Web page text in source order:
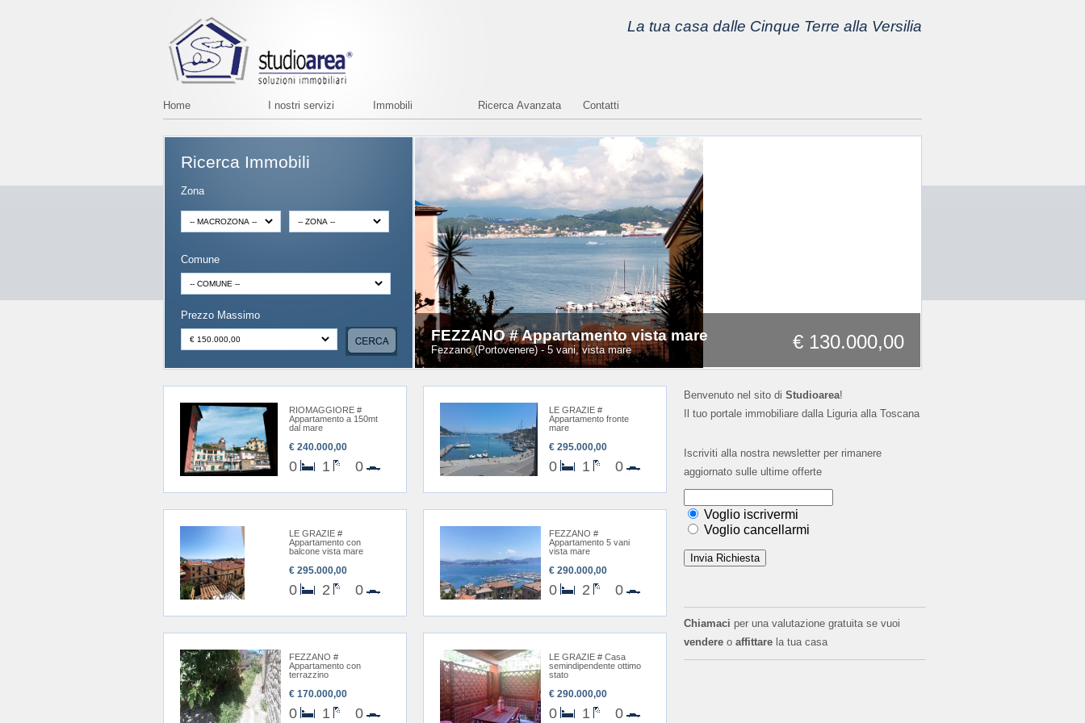
La tua casa dalle Cinque Terre alla Versilia
Home I nostri servizi Immobili Ricerca Avanzata Contatti
Ricerca Immobili
Zona
Comune
Prezzo Massimo
FEZZANO # Appartamento vista mare
Fezzano (Portovenere) - 5 vani, vista mare € 130.000,00
RIOMAGGIORE #
Appartamento a 150mt
dal mare
€ 240.000,00
0 1 0
LE GRAZIE #
Appartamento fronte
mare
€ 295.000,00
0 1 0
LE GRAZIE #
Appartamento con
balcone vista mare
€ 295.000,00
0 2 0
FEZZANO #
Appartamento 5 vani
vista mare
€ 290.000,00
0 2 0
FEZZANO #
Appartamento con
terrazzino
€ 170.000,00
0 1 0
LE GRAZIE # Casa
semindipendente ottimo
stato
€ 290.000,00
0 1 0
Benvenuto nel sito di Studioarea!
Il tuo portale immobiliare dalla Liguria alla Toscana
Iscriviti alla nostra newsletter per rimanere
aggiornato sulle ultime offerte
Voglio iscrivermi
Voglio cancellarmi
Chiamaci per una valutazione gratuita se vuoi
vendere o affittare la tua casa